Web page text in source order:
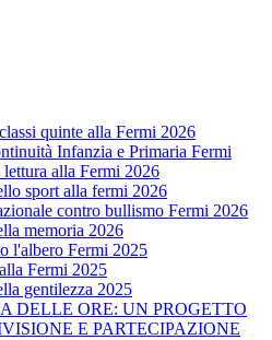
quinte alla Fermi 2026
Infanzia e Primaria Fermi
lettura alla Fermi 2026
sport alla fermi 2026
contro bullismo Fermi 2026
memoria 2026
l'albero Fermi 2025
Fermi 2025
gentilezza 2025
DELLE ORE: UN PROGETTO
E PARTECIPAZIONE